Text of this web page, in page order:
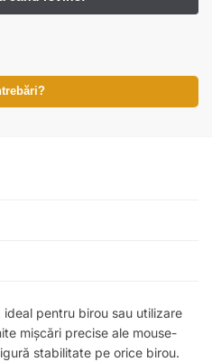
pentru birou sau utilizare
mișcări precise ale mouse-
stabilitate pe orice birou.